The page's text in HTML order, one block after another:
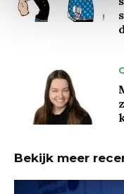
Bekijk meer